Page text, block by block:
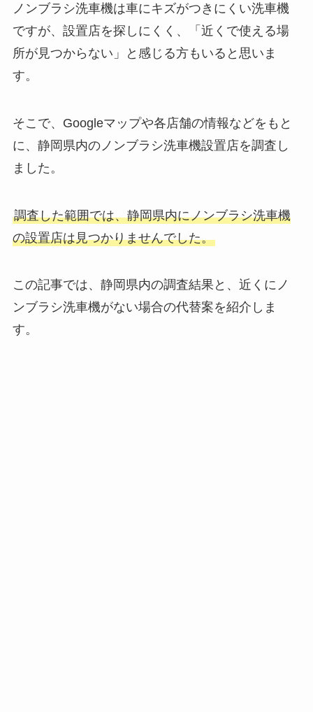
ノンブラシ洗車機は車にキズがつきにくい洗車機
ですが、設置店を探しにくく、「近くで使える場
所が見つからない」と感じる方もいると思いま
す。
そこで、Googleマップや各店舗の情報などをもと
に、静岡県内のノンブラシ洗車機設置店を調査し
ました。
調査した範囲では、静岡県内にノンブラシ洗車機
の設置店は見つかりませんでした。
この記事では、静岡県内の調査結果と、近くにノ
ンブラシ洗車機がない場合の代替案を紹介しま
す。